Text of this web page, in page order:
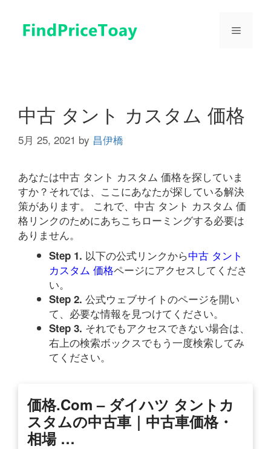
メ
中古 タント カスタム 価格
5月 25, 2021 by 昌伊橋
あなたは中古 タント カスタム 価格を探していま
すか？それでは、ここにあなたが探している解決
策があります。 これで、中古 タント カスタム 価
格リンクのためにあちこちローミングする必要は
ありません。
Step 1. 以下の公式リンクから中古 タント
カスタム 価格ページにアクセスしてくださ
い。
Step 2. 公式ウェブサイトのページを開い
て、必要な情報を見つけてください。
Step 3. それでもアクセスできない場合は、
右上の検索ボックスでもう一度検索してみ
てください。
価格.com – ダイハツ タントカ
スタムの中古車｜中古車価格・
相場 …